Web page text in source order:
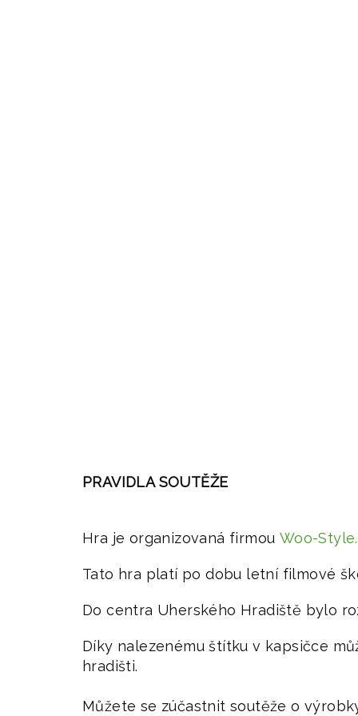
PRAVIDLA SOUTĚŽE
Hra je organizovaná firmou Woo-
Tato hra platí po dobu letní filmové
Do centra Uherského Hradiště bylo
Díky nalezenému štítku v kapsičce
hradišti.
Můžete se zúčastnit soutěže o